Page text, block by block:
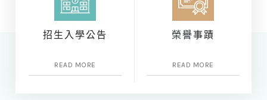
招生入學公告
READ MORE
榮譽事蹟
READ MORE